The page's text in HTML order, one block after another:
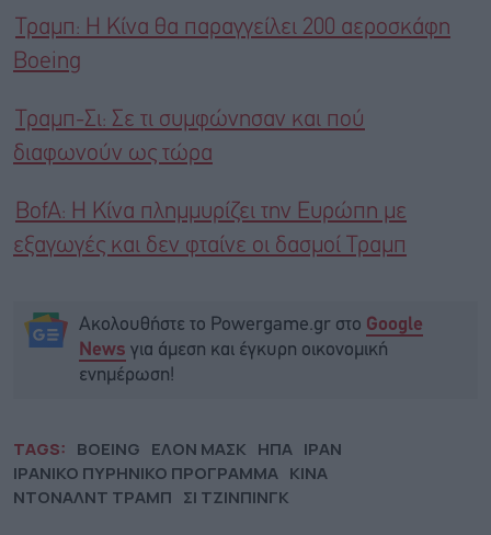
Τραμπ: Η Κίνα θα παραγγείλει 200 ​​αεροσκάφη
Boeing
Τραμπ-Σι: Σε τι συμφώνησαν και πού
διαφωνούν ως τώρα
BοfA: Η Κίνα πλημμυρίζει την Ευρώπη με
εξαγωγές και δεν φταίνε οι δασμοί Τραμπ
Ακολουθήστε το Powergame.gr στο Google
News για άμεση και έγκυρη οικονομική
ενημέρωση!
TAGS: BOEING ΕΛΟΝ ΜΑΣΚ ΗΠΑ ΙΡΑΝ
ΙΡΑΝΙΚΟ ΠΥΡΗΝΙΚΟ ΠΡΟΓΡΑΜΜΑ ΚΙΝΑ
ΝΤΟΝΑΛΝΤ ΤΡΑΜΠ ΣΙ ΤΖΙΝΠΙΝΓΚ